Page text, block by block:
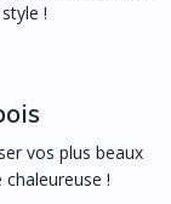
!
vos plus beaux
!